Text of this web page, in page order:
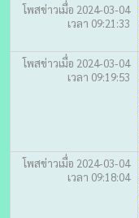
โพสข่าวเมื่อ 2024-03-04
เวลา 09:21:33
โพสข่าวเมื่อ 2024-03-04
เวลา 09:19:53
โพสข่าวเมื่อ 2024-03-04
เวลา 09:18:04